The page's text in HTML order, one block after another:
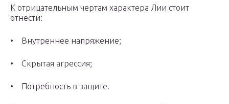
К отрицательным чертам характера Лии стоит
отнести:
• Внутреннее напряжение;
• Скрытая агрессия;
• Потребность в защите.